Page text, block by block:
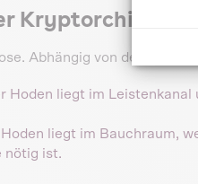
Kryptorchismus
Abhängig von der Lage
Hoden liegt im
liegt im Bauchraum,
nötig ist.